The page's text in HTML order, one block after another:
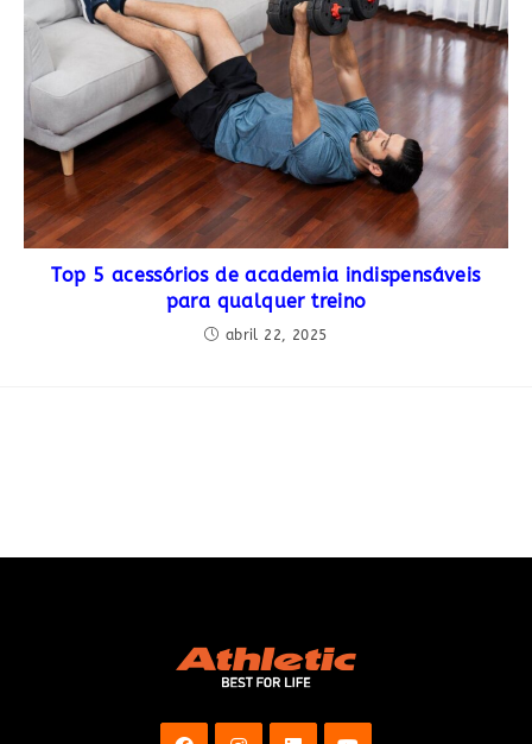
Top 5 acessórios de academia indispensáveis
para qualquer treino
abril 22, 2025